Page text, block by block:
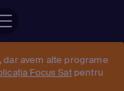
avem alte programe
Focus Satpentru